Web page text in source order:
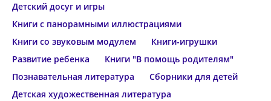
Детский досуг и игры
Книги с панорамными иллюстрациями
Книги со звуковым модулем
Книги-игрушки
Развитие ребенка
Книги "В помощь родителям"
Познавательная литература
Сборники для детей
Детская художественная литература